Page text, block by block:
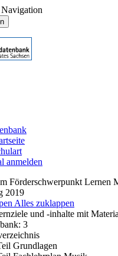
anmelden
Förderschwerpunkt Lernen
2019
Alles zuklappen
und -inhalte mit
3
Grundlagen